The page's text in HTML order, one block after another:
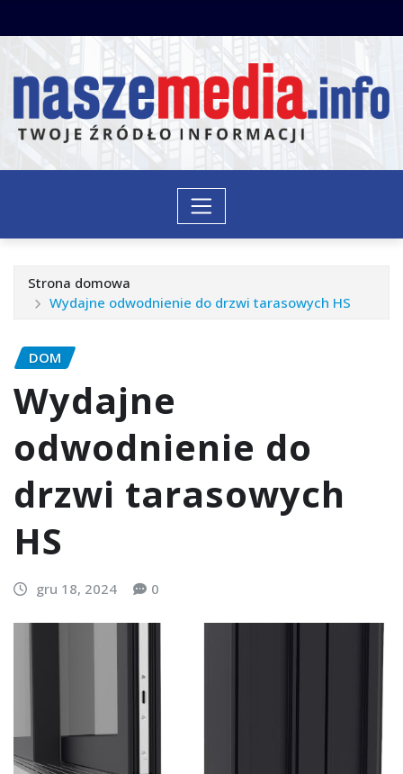
do
Strona domowa
Wydajne odwodnienie do drzwi tarasowych HS
DOM
Wydajne
odwodnienie do
drzwi tarasowych
HS
gru 18, 2024 0